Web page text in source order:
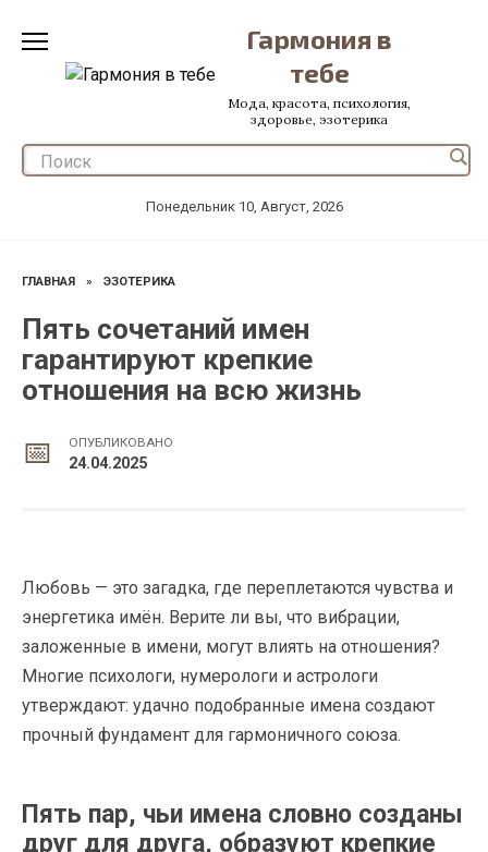
содержанию
Гармония в
тебе
Мода, красота, психология,
здоровье, эзотерика
Понедельник 10, Август, 2026
ГЛАВНАЯ » ЭЗОТЕРИКА
Пять сочетаний имен
гарантируют крепкие
отношения на всю жизнь
ОПУБЛИКОВАНО
24.04.2025
Любовь — это загадка, где переплетаются чувства и
энергетика имён. Верите ли вы, что вибрации,
заложенные в имени, могут влиять на отношения?
Многие психологи, нумерологи и астрологи
утверждают: удачно подобранные имена создают
прочный фундамент для гармоничного союза.
Пять пар, чьи имена словно созданы
друг для друга, образуют крепкие